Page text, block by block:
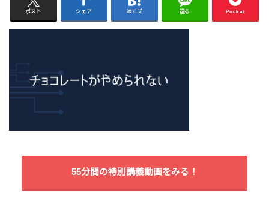
ポスト シェア はてブ 送る Pocket
55分間の特別講義動画をみる！